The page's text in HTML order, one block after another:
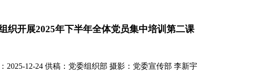
织开展2025年下半年全体党员集中培训第二课
2025-12-24 供稿：党委组织部 摄影：党委宣传部 李新宇